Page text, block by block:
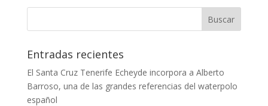
Entradas recientes
El Santa Cruz Tenerife Echeyde incorpora a Alberto
Barroso, una de las grandes referencias del waterpolo
español